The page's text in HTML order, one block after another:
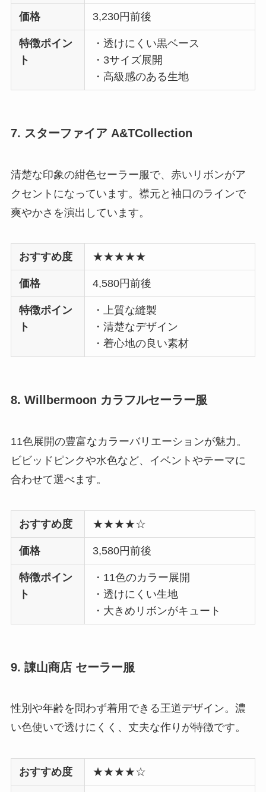
価格 3,230円前後
特徴ポイン
ト
・透けにくい黒ベース
・3サイズ展開
・高級感のある生地
7. スターファイア A&TCollection
清楚な印象の紺色セーラー服で、赤いリボンがア
クセントになっています。襟元と袖口のラインで
爽やかさを演出しています。
おすすめ度 ★★★★★
価格 4,580円前後
特徴ポイン
ト
・上質な縫製
・清楚なデザイン
・着心地の良い素材
8. Willbermoon カラフルセーラー服
11色展開の豊富なカラーバリエーションが魅力。
ビビッドピンクや水色など、イベントやテーマに
合わせて選べます。
おすすめ度 ★★★★☆
価格 3,580円前後
特徴ポイン
ト
・11色のカラー展開
・透けにくい生地
・大きめリボンがキュート
9. 諌山商店 セーラー服
性別や年齢を問わず着用できる王道デザイン。濃
い色使いで透けにくく、丈夫な作りが特徴です。
おすすめ度 ★★★★☆